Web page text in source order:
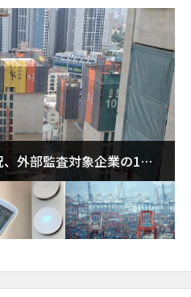
外部監査対象企業の1割
年で2.8倍増